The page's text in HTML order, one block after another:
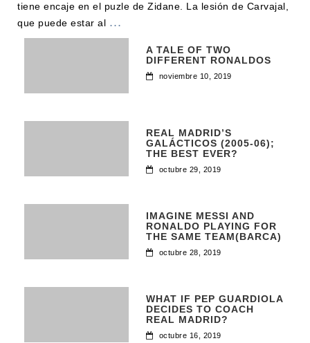
tiene encaje en el puzle de Zidane. La lesión de Carvajal,
que puede estar al ...
A TALE OF TWO
DIFFERENT RONALDOS
noviembre 10, 2019
REAL MADRID’S
GALÁCTICOS (2005-06);
THE BEST EVER?
octubre 29, 2019
IMAGINE MESSI AND
RONALDO PLAYING FOR
THE SAME TEAM(BARCA)
octubre 28, 2019
WHAT IF PEP GUARDIOLA
DECIDES TO COACH
REAL MADRID?
octubre 16, 2019